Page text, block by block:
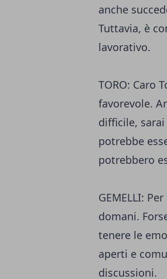
anche
Tuttavia, è
lavorativo.
TORO: Caro
favorevole.
difficile,
potrebbe
potrebbero
GEMELLI:
domani.
tenere le
aperti e
discussioni.